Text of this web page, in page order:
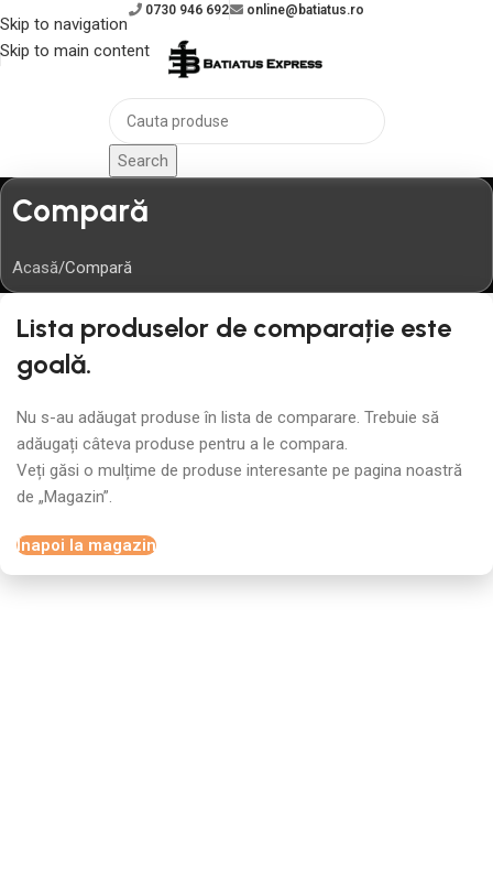
Skip to navigation
Skip to main content
0730 946 692 online@batiatus.ro
Search
Compară
Acasă Compară
Lista produselor de comparație este
goală.
Nu s-au adăugat produse în lista de comparare. Trebuie să
adăugați câteva produse pentru a le compara.
Veți găsi o mulțime de produse interesante pe pagina noastră
de „Magazin”.
Înapoi la magazin